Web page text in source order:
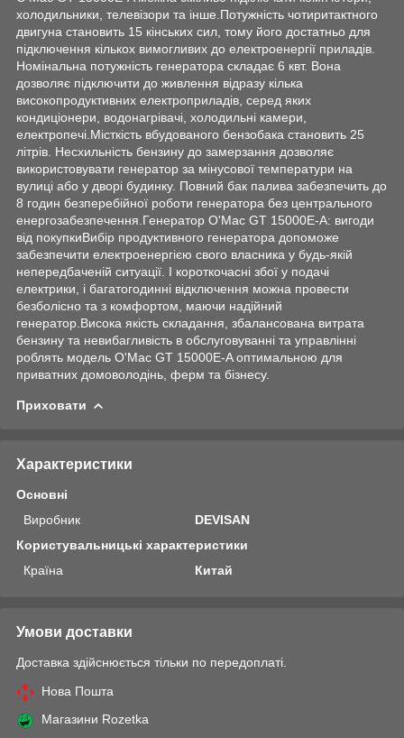
холодильники, телевізори та інше.Потужність чотиритактного
двигуна становить 15 кінських сил, тому його достатньо для
підключення кількох вимогливих до електроенергії приладів.
Номінальна потужність генератора складає 6 квт. Вона
дозволяє підключити до живлення відразу кілька
високопродуктивних електроприладів, серед яких
кондиціонери, водонагрівачі, холодильні камери,
електропечі.Місткість вбудованого бензобака становить 25
літрів. Несхильність бензину до замерзання дозволяє
використовувати генератор за мінусової температури на
вулиці або у дворі будинку. Повний бак палива забезпечить до
8 годин безперебійної роботи генератора без центрального
енергозабезпечення.Генератор O'Mac GT 15000E-A: вигоди
від покупкиВибір продуктивного генератора допоможе
забезпечити електроенергією свого власника у будь-якій
непередбаченій ситуації. І короткочасні збої у подачі
електрики, і багатогодинні відключення можна провести
безболісно та з комфортом, маючи надійний
генератор.Висока якість складання, збалансована витрата
бензину та невибагливість в обслуговуванні та управлінні
роблять модель O'Mac GT 15000E-A оптимальною для
приватних домоволодінь, ферм та бізнесу.
Приховати
Характеристики
Основні
Виробник
DEVISAN
Користувальницькі характеристики
Країна
Китай
Умови доставки
Доставка здійснюється тільки по передоплаті.
Нова Пошта
Магазини Rozetka